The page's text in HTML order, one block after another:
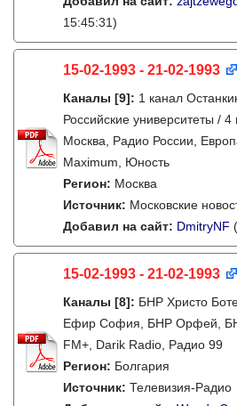
15:45:31)
15-02-1993 - 21-02-1993
Каналы [9]: 1 канал
Российские университеты /
Москва, Радио России,
Maximum, Юность
Регион: Москва
Источник: Московские
Добавил на сайт: DmitryNF
15-02-1993 - 21-02-1993
Каналы [8]: БНР Христо
Ефир София, БНР Орфей,
FM+, Darik Radio, Радио 99
Регион: Болгария
Источник: Телевизия-Радио